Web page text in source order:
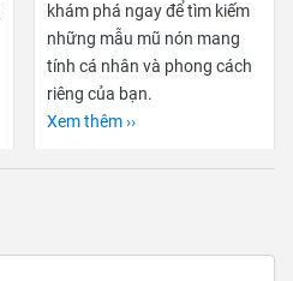
khám phá ngay để tìm kiếm
những mẫu mũ nón mang
tính cá nhân và phong cách
riêng của bạn.
Xem thêm ››